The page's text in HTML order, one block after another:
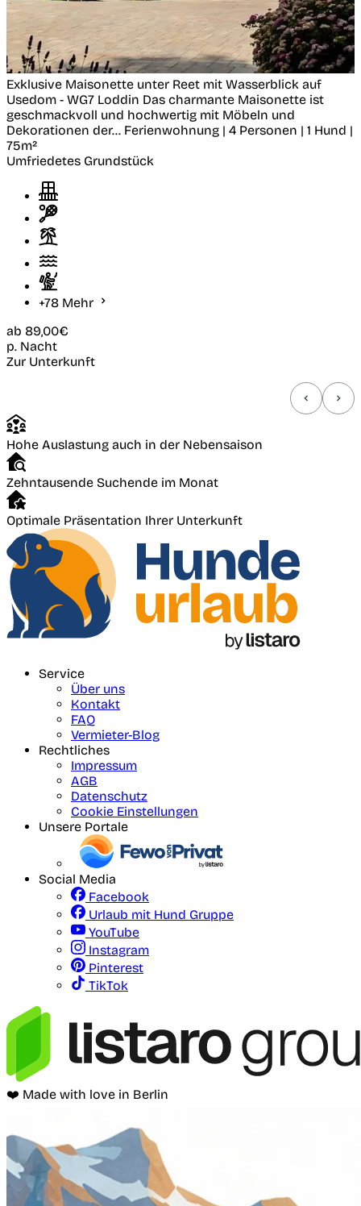
Exklusive Maisonette unter Reet mit Wasserblick auf
Usedom - WG7 Loddin Das charmante Maisonette ist
geschmackvoll und hochwertig mit Möbeln und
Dekorationen der... Ferienwohnung | 4 Personen | 1 Hund |
75m²
Umfriedetes Grundstück
+78 Mehr
ab 89,00€
p. Nacht
Zur Unterkunft
Hohe Auslastung auch in der Nebensaison
Zehntausende Suchende im Monat
Optimale Präsentation Ihrer Unterkunft
Service
Über uns
Kontakt
FAQ
Vermieter-Blog
Rechtliches
Impressum
AGB
Datenschutz
Cookie Einstellungen
Unsere Portale
Social Media
Facebook
Urlaub mit Hund Gruppe
YouTube
Instagram
Pinterest
TikTok
❤️ Made with love in Berlin